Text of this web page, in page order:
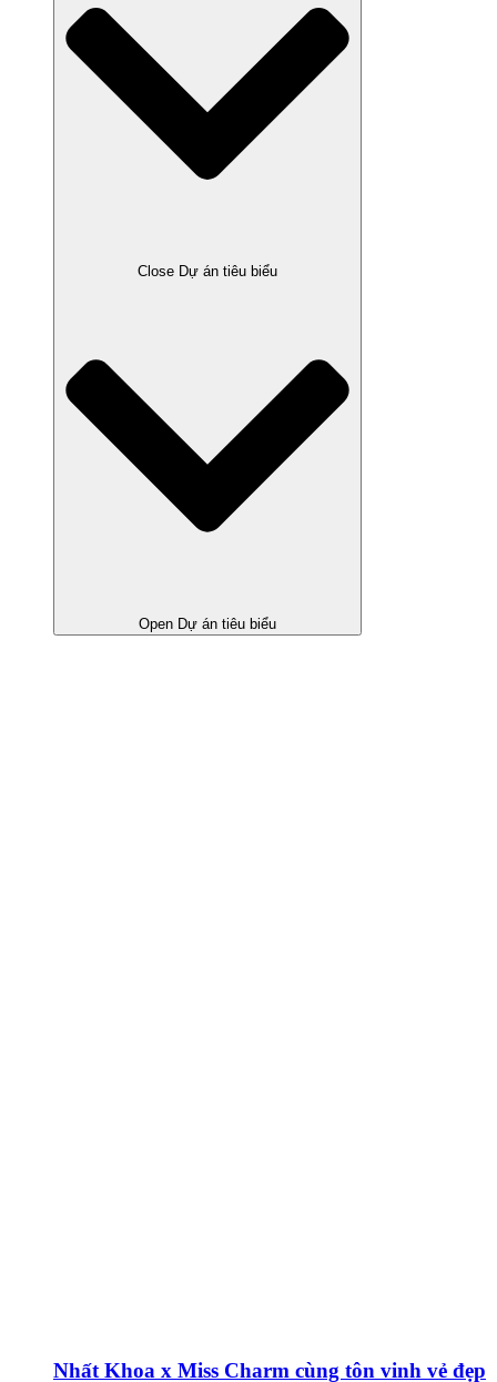
Close Dự án tiêu biểu
Open Dự án tiêu biểu
Nhất Khoa x Miss Charm cùng tôn vinh vẻ đẹp